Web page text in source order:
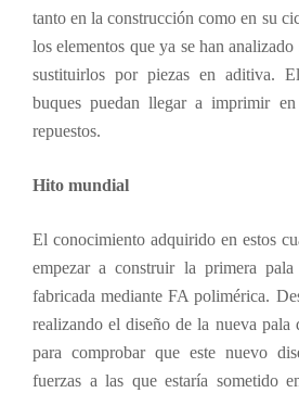
tanto en la construcción como en su
los elementos que ya se han
sustituirlos por piezas en aditiva.
buques puedan llegar a imprimir
repuestos.
Hito mundial
El conocimiento adquirido en estos
empezar a construir la primera
fabricada mediante FA polimérica.
realizando el diseño de la nueva pala
para comprobar que este nuevo
fuerzas a las que estaría sometido